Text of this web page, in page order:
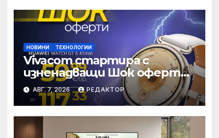
НОВИНИ ТЕХНОЛОГИИ
Vivacom стартира с
изненадващи Шок оферти
през август
онлайн
АВГ. 7, 2026 РЕДАКТОР